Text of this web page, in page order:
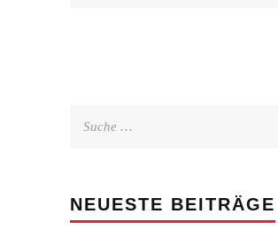
NEUESTE BEITRÄGE